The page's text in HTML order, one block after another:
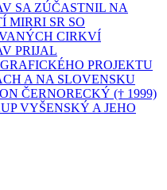
SA ZÚČASTNIL NA
MIRRI SR SO
CIRKVÍ
PRIJAL
PROJEKTU
A NA SLOVENSKU
ČERNORECKÝ († 1999)
VYŠENSKÝ A JEHO